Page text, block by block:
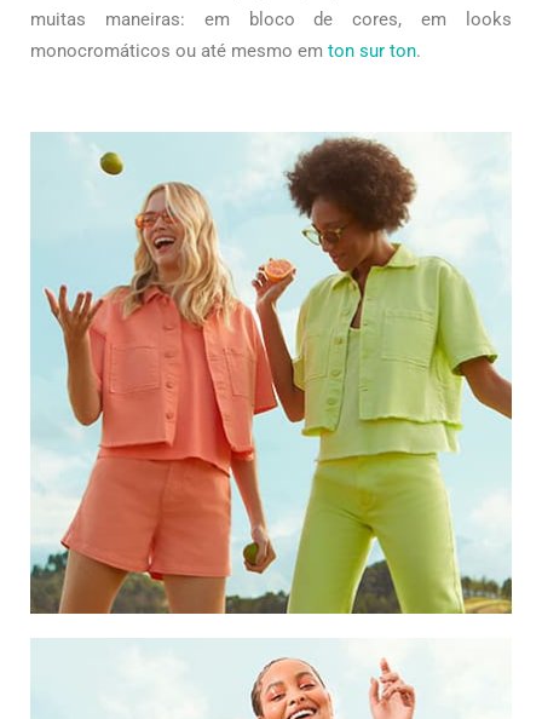
muitas maneiras: em bloco de cores, em looks
monocromáticos ou até mesmo em ton sur ton.